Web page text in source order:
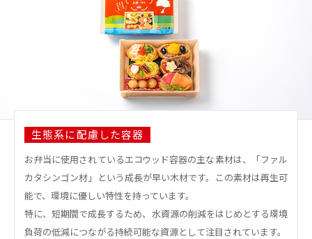
生態系に配慮した容器
お弁当に使用されているエコウッド容器の主な素材は、「ファル
カタシンゴン材」という成長が早い木材です。この素材は再生可
能で、環境に優しい特性を持っています。
特に、短期間で成長するため、水資源の削減をはじめとする環境
負荷の低減につながる持続可能な資源として注目されています。